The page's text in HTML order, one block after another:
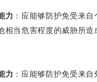
力 ：应能够防护免受来
相当危害程度的威胁所
力 ：应能够防护免受来